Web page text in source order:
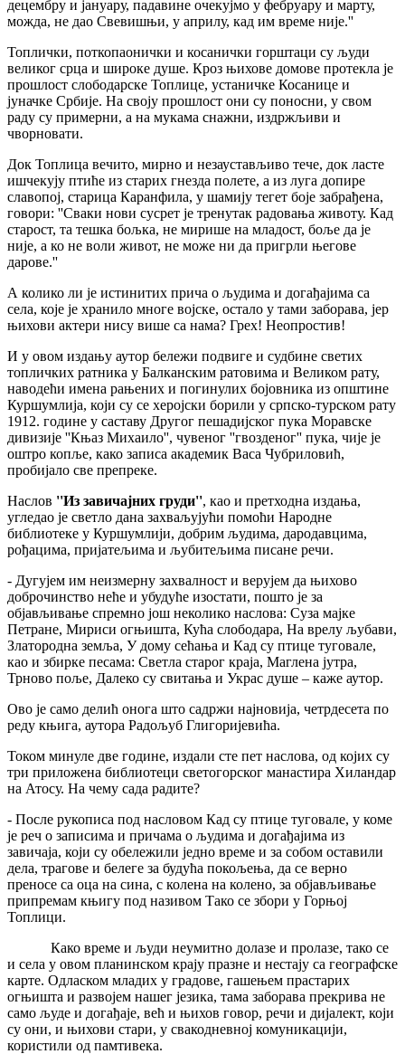
децембру и јануару, падавине очекујмо у фебруару и марту,
можда, не дао Свевишњи, у априлу, кад им време није.''
Топлички, поткопаонички и косанички горштаци су људи
великог срца и широке душе. Кроз њихове домове протекла је
прошлост слободарске Топлице, устаничке Косанице и
јуначке Србије. На своју прошлост они су поносни, у свом
раду су примерни, а на мукама снажни, издржљиви и
чворновати.
Док Топлица вечито, мирно и незаустављиво тече, док ласте
ишчекују птиће из старих гнезда полете, а из луга допире
славопој, старица Каранфила, у шамију тегет боје забрађена,
говори: ''Сваки нови сусрет је тренутак радовања животу. Кад
старост, та тешка бољка, не мирише на младост, боље да је
није, а ко не воли живот, не може ни да пригрли његове
дарове.''
А колико ли је истинитих прича о људима и догађајима са
села, које је хранило многе војске, остало у тами заборава, јер
њихови актери нису више са нама? Грех! Неопростив!
И у овом издању аутор бележи подвиге и судбине светих
топличких ратника у Балканским ратовима и Великом рату,
наводећи имена рањених и погинулих бојовника из општине
Куршумлија, који су се херојски борили у српско-турском рату
1912. године у саставу Другог пешадијског пука Моравске
дивизије ''Књаз Михаило'', чувеног ''гвозденог'' пука, чије је
оштро копље, како записа академик Васа Чубриловић,
пробијало све препреке.
Наслов ''Из завичајних груди'', као и претходна издања,
угледао је светло дана захваљујући помоћи Народне
библиотеке у Куршумлији, добрим људима, дародавцима,
рођацима, пријатељима и љубитељима писане речи.
- Дугујем им неизмерну захвалност и верујем да њихово
доброчинство неће и убудуће изостати, пошто је за
објављивање спремно још неколико наслова: Суза мајке
Петране, Мириси огњишта, Кућа слободара, На врелу љубави,
Златородна земља, У дому сећања и Кад су птице туговале,
као и збирке песама: Светла старог краја, Маглена јутра,
Трново поље, Далеко су свитања и Украс душе – каже аутор.
Ово је само делић онога што садржи најновија, четрдесета по
реду књига, аутора Радољуб Глигоријевића.
Током минуле две године, издали сте пет наслова, од којих су
три приложена библиотеци светогорског манастира Хиландар
на Атосу. На чему сада радите?
- После рукописа под насловом Кад су птице туговале, у коме
је реч о записима и причама о људима и догађајима из
завичаја, који су обележили једно време и за собом оставили
дела, трагове и белеге за будућа покољења, да се верно
преносе са оца на сина, с колена на колено, за објављивање
припремам књигу под називом Тако се збори у Горњој
Топлици.
Како време и људи неумитно долазе и пролазе, тако се
и села у овом планинском крају празне и нестају са географске
карте. Одласком младих у градове, гашењем прастарих
огњишта и развојем нашег језика, тама заборава прекрива не
само људе и догађаје, већ и њихов говор, речи и дијалект, који
су они, и њихови стари, у свакодневној комуникацији,
користили од памтивека.